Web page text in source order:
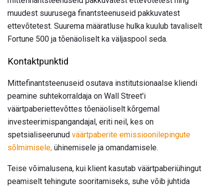
muudest suurusega finantsteenuseid pakkuvatest
ettevõtetest. Suurema määratluse hulka kuulub tavaliselt
Fortune 500 ja tõenäoliselt ka väljaspool seda.
Kontaktpunktid
Mittefinantsteenuseid osutava institutsionaalse kliendi
peamine suhtekorraldaja on Wall Street'i
väärtpaberiettevõttes tõenäoliselt kõrgemal
investeerimispangandajal, eriti neil, kes on
spetsialiseerunud väärtpaberite emissioonilepingute
sõlmimisele, ühinemisele ja omandamisele.
Teise võimalusena, kui klient kasutab väärtpaberiühingut
peamiselt tehingute sooritamiseks, suhe võib juhtida